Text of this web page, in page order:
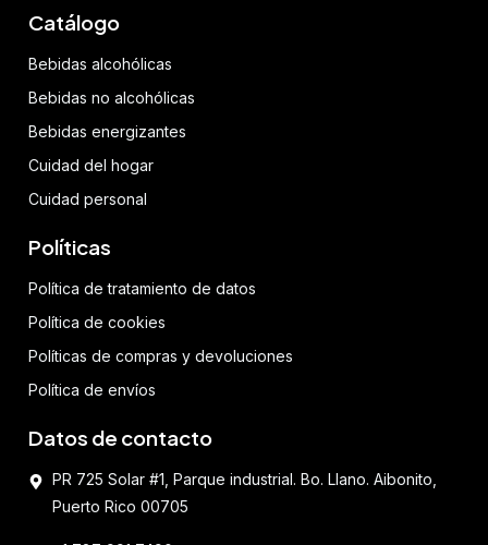
Catálogo
Bebidas alcohólicas
Bebidas no alcohólicas
Bebidas energizantes
Cuidad del hogar
Cuidad personal
Políticas
Política de tratamiento de datos
Política de cookies
Políticas de compras y devoluciones
Política de envíos
Datos de contacto
PR 725 Solar #1, Parque industrial. Bo. Llano. Aibonito,
Puerto Rico 00705